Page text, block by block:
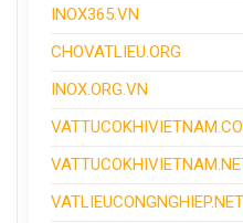
INOX365.VN
CHOVATLIEU.ORG
INOX.ORG.VN
VATLIEUCONGNGHIEP.NET